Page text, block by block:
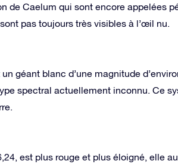
de Caelum qui sont encore appelées
pas toujours très visibles à l’œil nu.
géant blanc d’une magnitude
spectral actuellement inconnu. Ce
est plus rouge et plus éloigné, elle